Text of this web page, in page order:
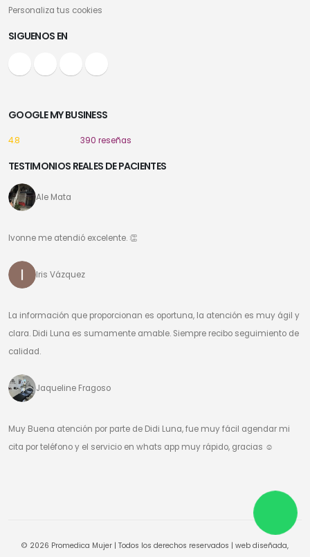
Personaliza tus cookies
SIGUENOS EN
GOOGLE MY BUSINESS
4.8 390 reseñas
TESTIMONIOS REALES DE PACIENTES
Ale Mata
Ivonne me atendió excelente. 👏
Iris Vázquez
La información que proporcionan es oportuna, la atención es muy ágil y
clara. Didi Luna es sumamente amable. Siempre recibo seguimiento de
calidad.
Jaqueline Fragoso
Muy Buena atención por parte de Didi Luna, fue muy fácil agendar mi
cita por teléfono y el servicio en whats app muy rápido, gracias ☺️
© 2026 Promedica Mujer | Todos los derechos reservados | web diseñada,